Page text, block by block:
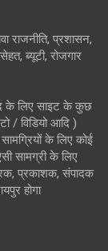
राजनीति, प्रशासन,
ब्यूटी, रोजगार
के लिए साइट के कुछ
/ विडियो आदि )
के लिए कोई
सामग्री के लिए
प्रकाशक, संपादक
होगा